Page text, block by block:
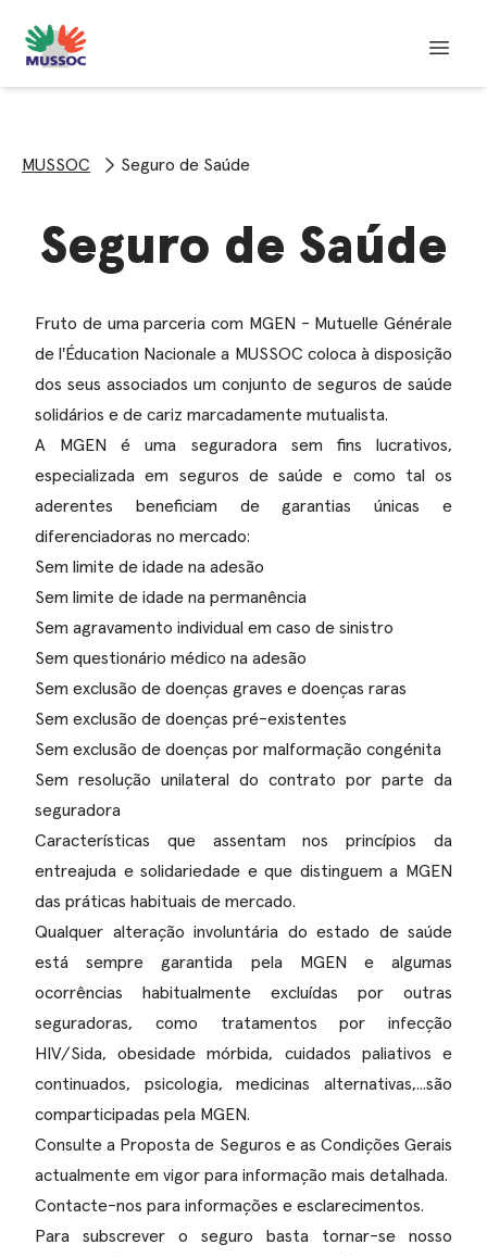
MUSSOC Seguro de Saúde
Seguro de Saúde
Fruto de uma parceria com MGEN - Mutuelle Générale
de l'Éducation Nacionale a MUSSOC coloca à disposição
dos seus associados um conjunto de seguros de saúde
solidários e de cariz marcadamente mutualista.
A MGEN é uma seguradora sem fins lucrativos,
especializada em seguros de saúde e como tal os
aderentes beneficiam de garantias únicas e
diferenciadoras no mercado:
Sem limite de idade na adesão
Sem limite de idade na permanência
Sem agravamento individual em caso de sinistro
Sem questionário médico na adesão
Sem exclusão de doenças graves e doenças raras
Sem exclusão de doenças pré-existentes
Sem exclusão de doenças por malformação congénita
Sem resolução unilateral do contrato por parte da
seguradora
Características que assentam nos princípios da
entreajuda e solidariedade e que distinguem a MGEN
das práticas habituais de mercado.
Qualquer alteração involuntária do estado de saúde
está sempre garantida pela MGEN e algumas
ocorrências habitualmente excluídas por outras
seguradoras, como tratamentos por infecção
HIV/Sida, obesidade mórbida, cuidados paliativos e
continuados, psicologia, medicinas alternativas,...são
comparticipadas pela MGEN.
Consulte a Proposta de Seguros e as Condições Gerais
actualmente em vigor para informação mais detalhada.
Contacte-nos para informações e esclarecimentos.
Para subscrever o seguro basta tornar-se nosso